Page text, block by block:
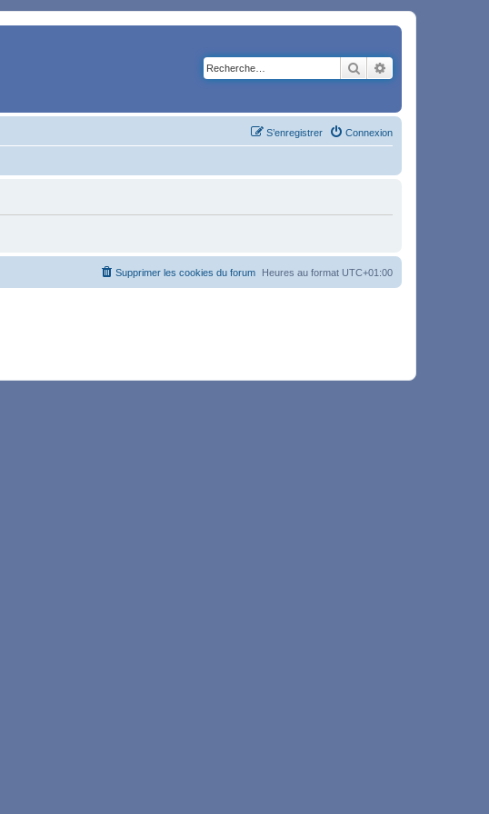
Rechercher
Connexion
S’enregistrer
Heures au format UTC+01:00
Supprimer les cookies du forum